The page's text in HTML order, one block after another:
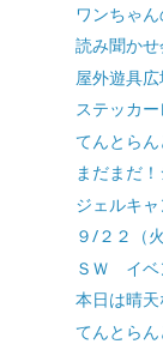
ワンちゃん
読み聞か
屋外遊具
ステッカー
てんとら
まだまだ
ジェルキ
９/２２（
ＳＷ イベ
本日は晴天
てんとら